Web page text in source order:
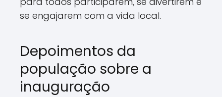
se engajarem com a vida local.
Depoimentos da
população sobre a
inauguração